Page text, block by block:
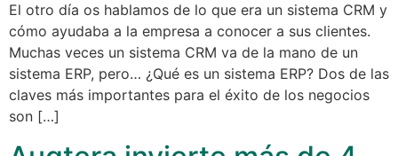
El otro día os hablamos de lo que era un sistema CRM y
cómo ayudaba a la empresa a conocer a sus clientes.
Muchas veces un sistema CRM va de la mano de un
sistema ERP, pero… ¿Qué es un sistema ERP? Dos de las
claves más importantes para el éxito de los negocios
son […]